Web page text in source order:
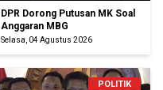
DPR Dorong Putusan MK Soal
Anggaran MBG
Selasa, 04 Agustus 2026
POLITIK